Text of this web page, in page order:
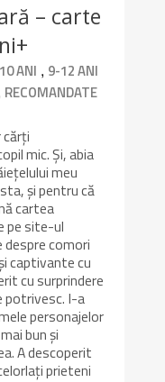
– carte
ANI , 9-12 ANI
RECOMANDATE
cărți
mic. Și, abia
meu
și pentru că
cartea
pe site-ul
comori
captivante cu
cu surprindere
potrivesc. I-a
personajelor
bun și
A descoperit
prieteni